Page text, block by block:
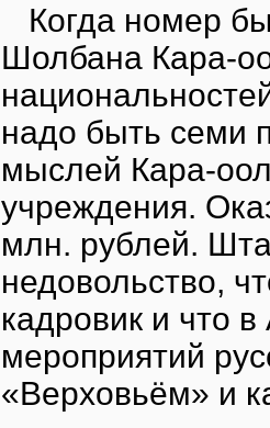
Когда номер
Шолбана Кара-
надо быть семи
мыслей Кара-
учреждения.
млн. рублей.
недовольство,
кадровик и что
мероприятий
«Верховьём» и